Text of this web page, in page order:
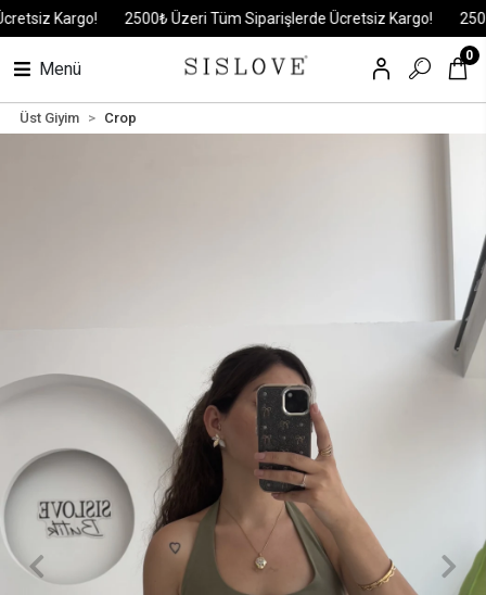
Kargo! 2500₺ Üzeri Tüm Siparişlerde Ücretsiz Kargo! 2500₺
Menü
0
Üst Giyim Crop